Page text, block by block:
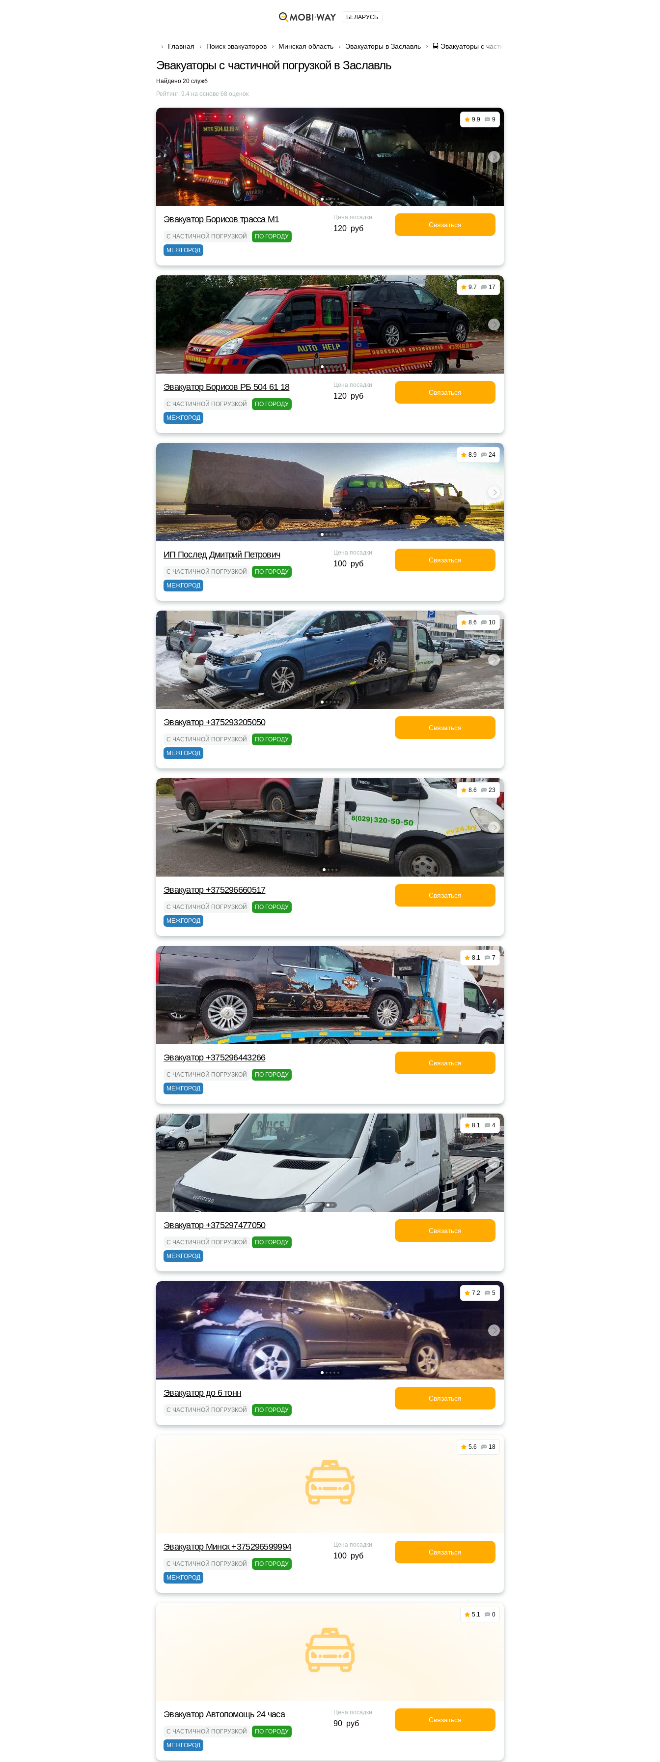
БЕЛАРУСЬ
Главная Поиск эвакуаторов Минская область Эвакуаторы в Заславль 🚍 Эвакуаторы с частичной погрузкой в Заславль
Эвакуаторы с частичной погрузкой в Заславль
Найдено 20 служб
Рейтинг: 9.4 на основе 68 оценок
9.9 9
Эвакуатор Борисов трасса М1
С ЧАСТИЧНОЙ ПОГРУЗКОЙ
ПО ГОРОДУ
МЕЖГОРОД
Цена посадки
120 руб Связаться
9.7 17
Эвакуатор Борисов РБ 504 61 18
С ЧАСТИЧНОЙ ПОГРУЗКОЙ
ПО ГОРОДУ
МЕЖГОРОД
Цена посадки
120 руб Связаться
8.9 24
ИП Послед Дмитрий Петрович
С ЧАСТИЧНОЙ ПОГРУЗКОЙ
ПО ГОРОДУ
МЕЖГОРОД
Цена посадки
100 руб Связаться
8.6 10
Эвакуатор +375293205050
С ЧАСТИЧНОЙ ПОГРУЗКОЙ
ПО ГОРОДУ
МЕЖГОРОД
Связаться
8.6 23
Эвакуатор +375296660517
С ЧАСТИЧНОЙ ПОГРУЗКОЙ
ПО ГОРОДУ
МЕЖГОРОД
Связаться
8.1 7
Эвакуатор +375296443266
С ЧАСТИЧНОЙ ПОГРУЗКОЙ
ПО ГОРОДУ
МЕЖГОРОД
Связаться
8.1 4
Эвакуатор +375297477050
С ЧАСТИЧНОЙ ПОГРУЗКОЙ
ПО ГОРОДУ
МЕЖГОРОД
Связаться
7.2 5
Эвакуатор до 6 тонн
С ЧАСТИЧНОЙ ПОГРУЗКОЙ ПО ГОРОДУ
Связаться
5.6 18
Эвакуатор Минск +375296599994
С ЧАСТИЧНОЙ ПОГРУЗКОЙ
ПО ГОРОДУ
МЕЖГОРОД
Цена посадки
100 руб Связаться
5.1 0
Эвакуатор Автопомощь 24 часа
С ЧАСТИЧНОЙ ПОГРУЗКОЙ
ПО ГОРОДУ
МЕЖГОРОД
Цена посадки
90 руб Связаться